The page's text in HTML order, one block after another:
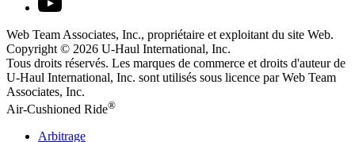
Web Team Associates, Inc., propriétaire et exploitant du site Web.
Copyright © 2026 U-Haul International, Inc.
Tous droits réservés. Les marques de commerce et droits d'auteur de
U-Haul International, Inc. sont utilisés sous licence par Web Team
Associates, Inc.
Air-Cushioned Ride®
Arbitrage